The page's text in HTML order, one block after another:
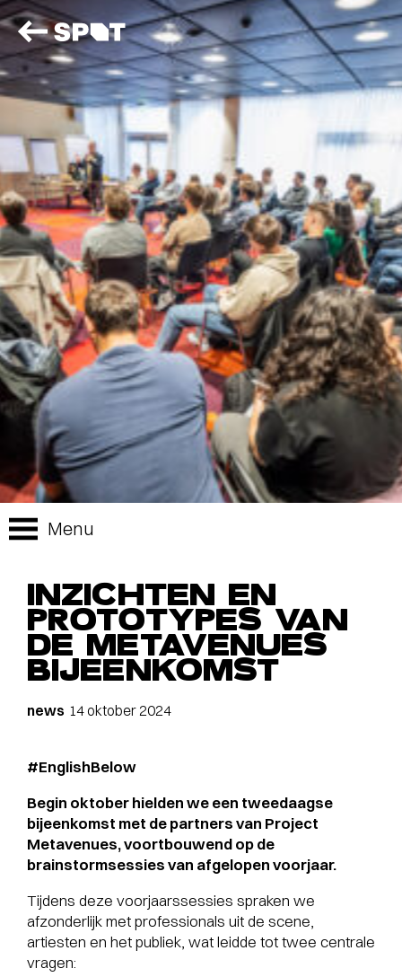
Menu
INZICHTEN EN
PROTOTYPES VAN
DE METAVENUES
BIJEENKOMST
news 14 oktober 2024
#EnglishBelow
Begin oktober hielden we een tweedaagse
bijeenkomst met de partners van Project
Metavenues, voortbouwend op de
brainstormsessies van afgelopen voorjaar.
Tijdens deze voorjaarssessies spraken we
afzonderlijk met professionals uit de scene,
artiesten en het publiek, wat leidde tot twee centrale
vragen: